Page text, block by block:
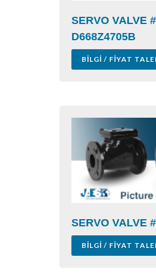
SERVO VALVE #
D668Z4705B
BILGI / FIYAT
SERVO VALVE
BILGI / FIYAT